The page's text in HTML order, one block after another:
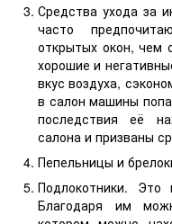
Средства ухода за
часто
открытых окон, чем
хорошие и
вкус воздуха,
в салон машины
последствия её
салона и призваны
Пепельницы и
Подлокотники. Это
Благодаря им